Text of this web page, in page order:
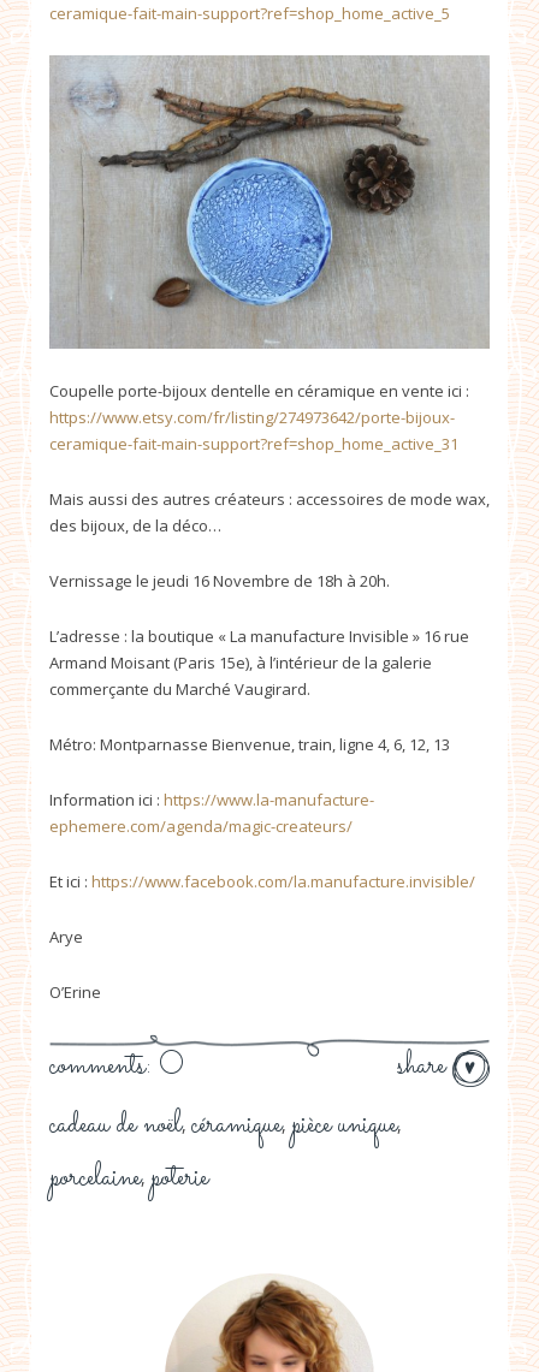
ceramique-fait-main-support?ref=shop_home_active_5
Coupelle porte-bijoux dentelle en céramique en vente ici :
https://www.etsy.com/fr/listing/274973642/porte-bijoux-
ceramique-fait-main-support?ref=shop_home_active_31
Mais aussi des autres créateurs : accessoires de mode wax,
des bijoux, de la déco…
Vernissage le jeudi 16 Novembre de 18h à 20h.
L’adresse : la boutique « La manufacture Invisible » 16 rue
Armand Moisant (Paris 15e), à l’intérieur de la galerie
commerçante du Marché Vaugirard.
Métro: Montparnasse Bienvenue, train, ligne 4, 6, 12, 13
Information ici : https://www.la-manufacture-
ephemere.com/agenda/magic-createurs/
Et ici : https://www.facebook.com/la.manufacture.invisible/
Arye
O’Erine
share
comments: 0
cadeau de noël, céramique, pièce unique,
porcelaine, poterie